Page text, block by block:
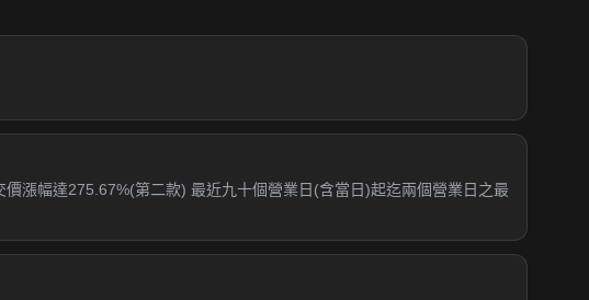
漲幅達275.67%(第二款) 最近九十個營業日(含當日)起迄兩個營業日之最